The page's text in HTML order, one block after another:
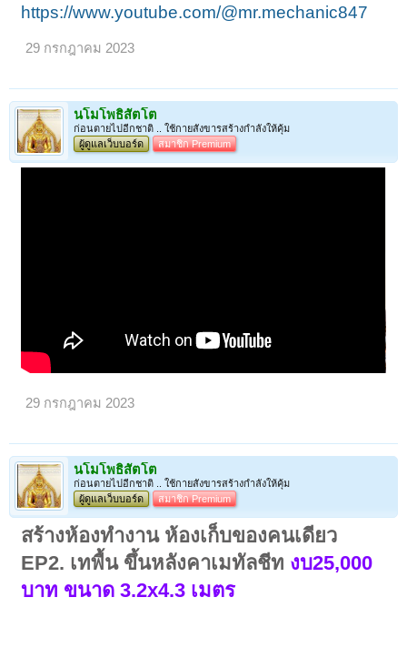
https://www.youtube.com/@mr.mechanic847
29 กรกฎาคม 2023
นโมโพธิสัตโต
ก่อนตายไปอีกชาติ .. ใช้กายสังขารสร้างกำลังให้คุ้ม
ผู้ดูแลเว็บบอร์ด
สมาชิก Premium
29 กรกฎาคม 2023
นโมโพธิสัตโต
ก่อนตายไปอีกชาติ .. ใช้กายสังขารสร้างกำลังให้คุ้ม
ผู้ดูแลเว็บบอร์ด
สมาชิก Premium
สร้างห้องทำงาน ห้องเก็บของคนเดียว
EP2. เทพื้น ขึ้นหลังคาเมทัลชีท งบ25,000
บาท ขนาด 3.2x4.3 เมตร